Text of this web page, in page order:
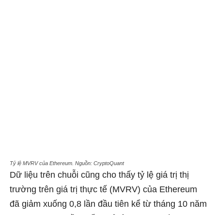
Tỷ lệ MVRV của Ethereum. Nguồn: CryptoQuant
Dữ liệu trên chuỗi cũng cho thấy tỷ lệ giá trị thị
trường trên giá trị thực tế (MVRV) của Ethereum
đã giảm xuống 0,8 lần đầu tiên kể từ tháng 10 năm